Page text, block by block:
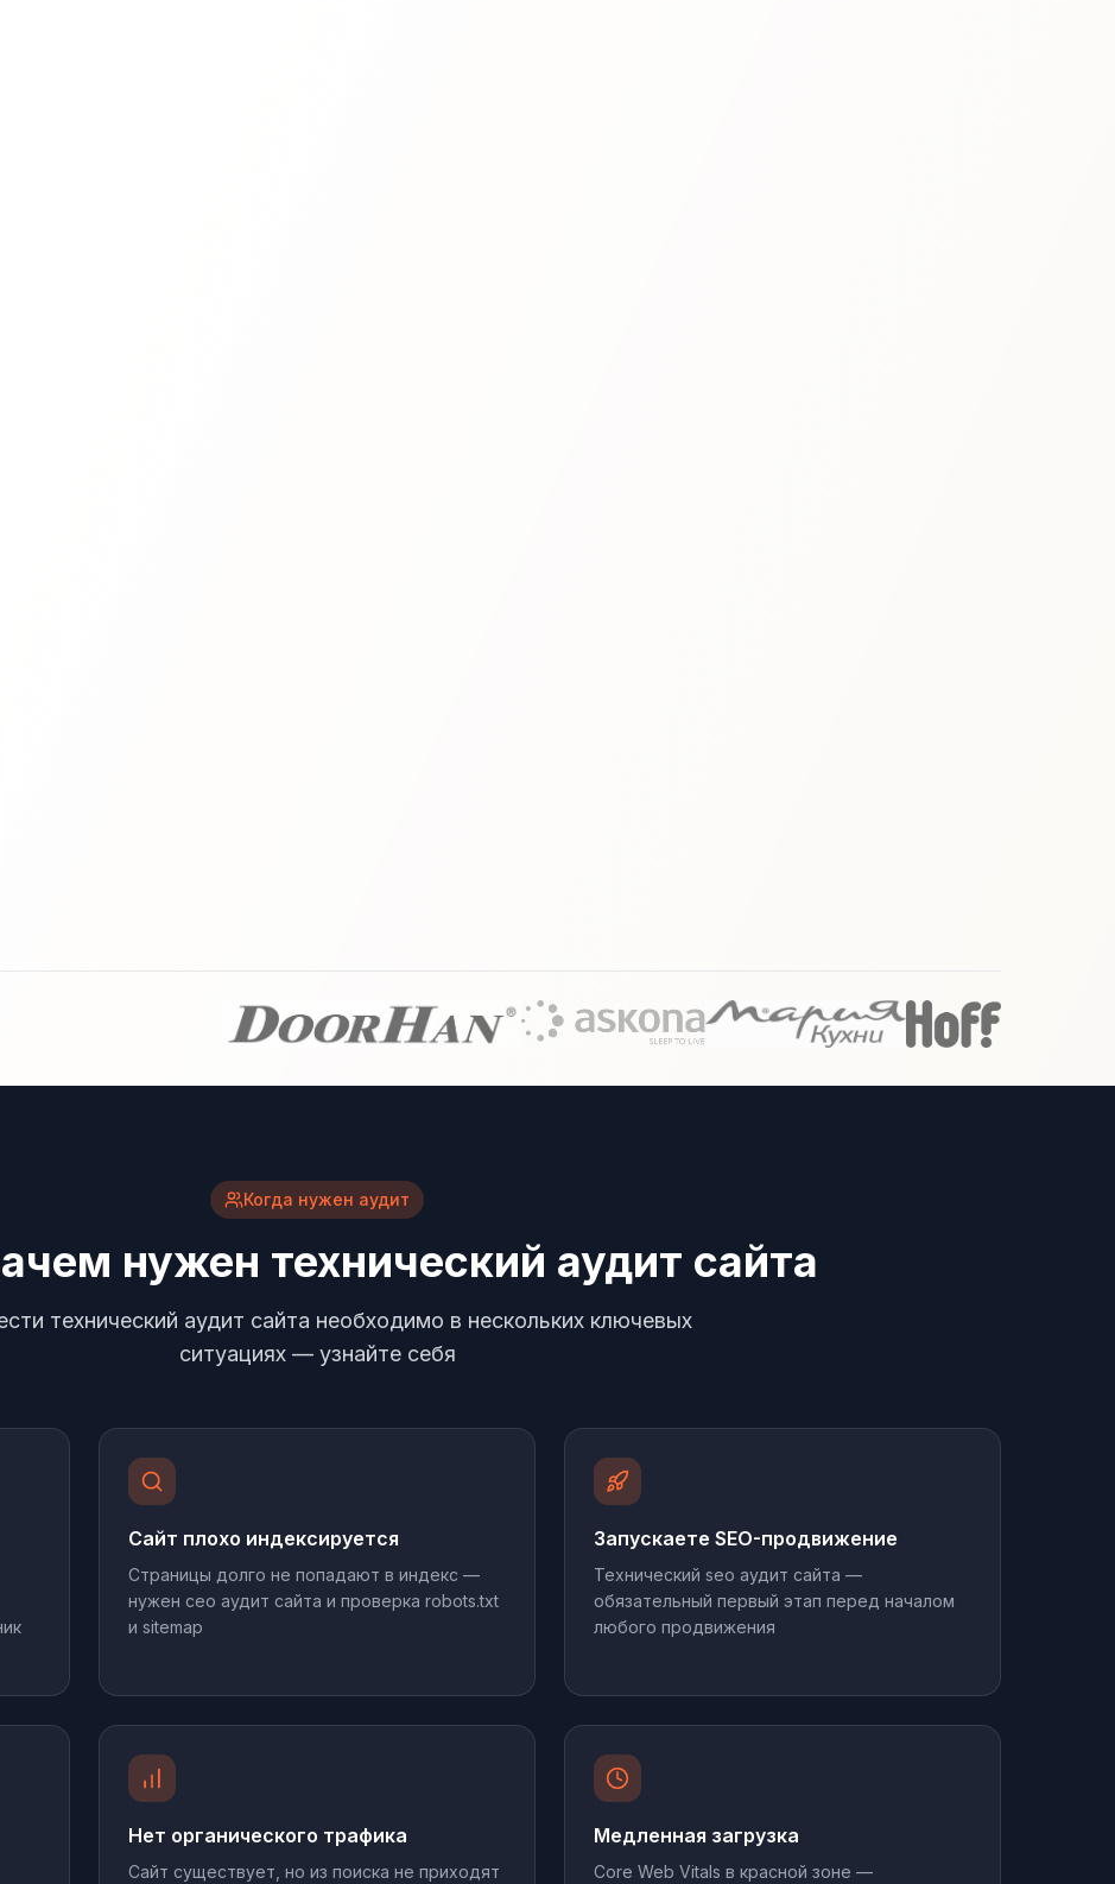
Когда нужен аудит
нужен технический аудит сайта
технический аудит сайта необходимо в нескольких ключевых
ситуациях — узнайте себя
Сайт плохо индексируется
Страницы долго не попадают в индекс —
нужен сео аудит сайта и проверка robots.txt
и sitemap
Запускаете SEO-продвижение
Технический seo аудит сайта —
обязательный первый этап перед началом
любого продвижения
Нет органического трафика
Сайт существует, но из поиска не приходят
Медленная загрузка
Core Web Vitals в красной зоне —